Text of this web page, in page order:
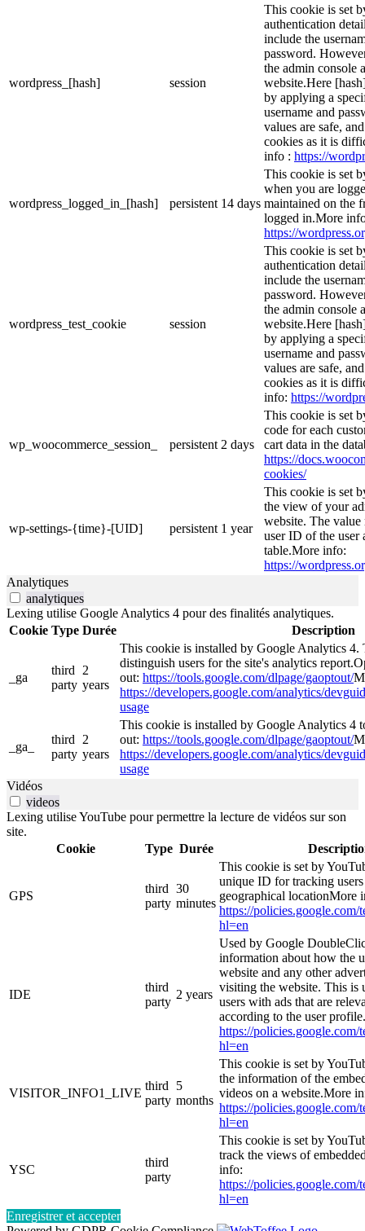
wordpress_[hash] session
This cookie is set
authentication
include the
password.
the admin console
website.Here
by applying a
username and
values are safe,
cookies as it is
info : https://
wordpress_logged_in_[hash] persistent 14 days
This cookie is set
when you are
maintained on the
logged in.More
https://
wordpress_test_cookie session
This cookie is set
authentication
include the
password.
the admin console
website.Here
by applying a
username and
values are safe,
cookies as it is
info: https://
wp_woocommerce_session_ persistent 2 days
This cookie is set
code for each
cart data in the
https://
cookies/
wp-settings-{time}-[UID] persistent 1 year
This cookie is set
the view of your
website. The
user ID of the user
table.More info:
https://
Analytiques
analytiques
Lexing utilise Google Analytics 4 pour des finalités analytiques.
Cookie Type Durée Description
_ga
third
party
2
years
This cookie is installed by Google Analytics 4.
distinguish users for the site's analytics
out: https://tools.google.com/dlpage/gaoptout/
https://developers.google.com/analytics/
usage
_ga_
third
party
2
years
This cookie is installed by Google Analytics 4
out: https://tools.google.com/dlpage/gaoptout/
https://developers.google.com/analytics/
usage
Vidéos
videos
Lexing utilise YouTube pour permettre la lecture de vidéos sur son
site.
Cookie
Type Durée
GPS
third
party
30
minutes
This cookie is set by
unique ID for tracking
geographical locationMore
https://policies.google.com/
hl=en
IDE
third
party
2 years
Used by Google
information about how the
website and any other
visiting the website. This is
users with ads that are
according to the user
https://policies.google.com/
hl=en
VISITOR_INFO1_LIVE
third
party
5
months
This cookie is set by
the information of the
videos on a website.More
https://policies.google.com/
hl=en
YSC
third
party
This cookie is set by
track the views of
info:
https://policies.google.com/
hl=en
Enregistrer et accepter